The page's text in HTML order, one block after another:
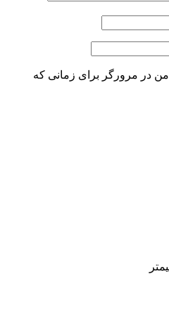
من در مرورگر برای زمانی که